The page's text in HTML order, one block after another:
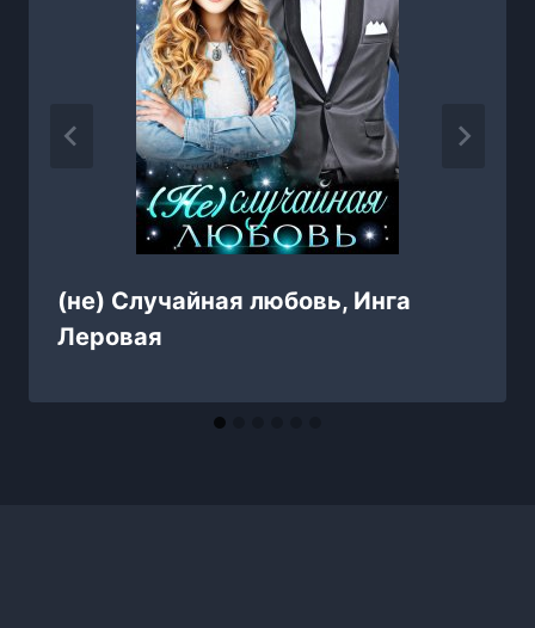
(не) Случайная любовь, Инга
Леровая